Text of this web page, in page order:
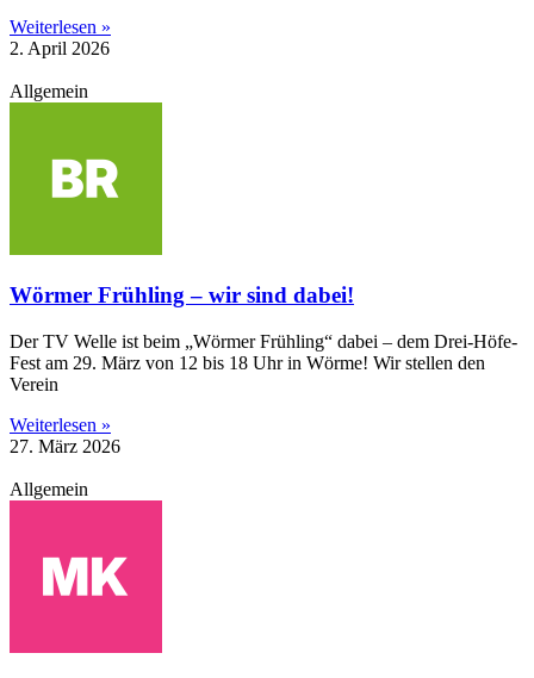
Weiterlesen »
2. April 2026
Allgemein
Wörmer Frühling – wir sind dabei!
Der TV Welle ist beim „Wörmer Frühling“ dabei – dem Drei-Höfe-
Fest am 29. März von 12 bis 18 Uhr in Wörme! Wir stellen den
Verein
Weiterlesen »
27. März 2026
Allgemein